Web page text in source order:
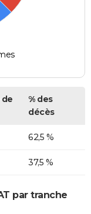
de
% des
décès
62,5 %
37,5 %
par tranche